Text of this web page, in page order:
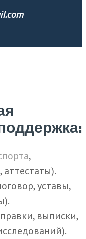
,
уставы,
выписки,